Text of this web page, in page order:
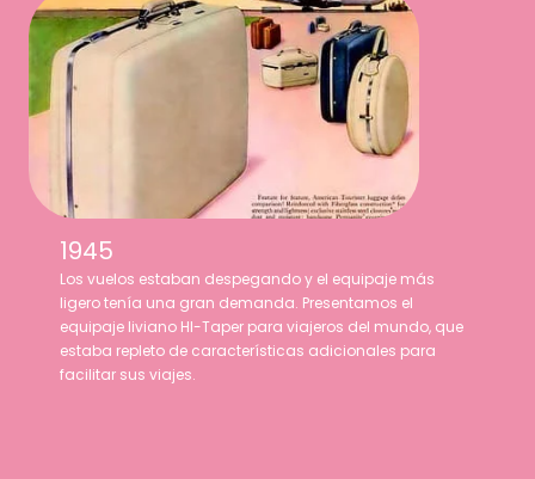
1945
Los vuelos estaban despegando y el equipaje más
ligero tenía una gran demanda. Presentamos el
equipaje liviano HI-Taper para viajeros del mundo, que
estaba repleto de características adicionales para
facilitar sus viajes.